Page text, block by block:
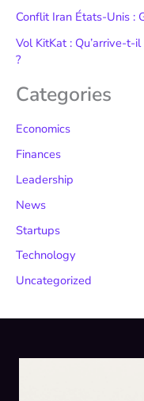
Conflit Iran États-Unis :
Vol KitKat : Qu’arrive-t-
?
Categories
Economics
Finances
Leadership
News
Startups
Technology
Uncategorized